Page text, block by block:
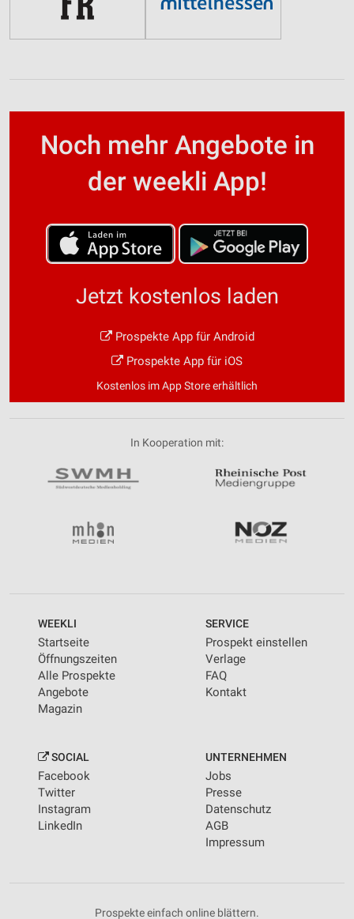
Noch mehr Angebote in
der weekli App!
Jetzt kostenlos laden
Prospekte App für Android
Prospekte App für iOS
Kostenlos im App Store erhältlich
In Kooperation mit:
WEEKLI
Startseite
Öffnungszeiten
Alle Prospekte
Angebote
Magazin
SERVICE
Prospekt einstellen
Verlage
FAQ
Kontakt
SOCIAL
Facebook
Twitter
Instagram
LinkedIn
UNTERNEHMEN
Jobs
Presse
Datenschutz
AGB
Impressum
Prospekte einfach online blättern.